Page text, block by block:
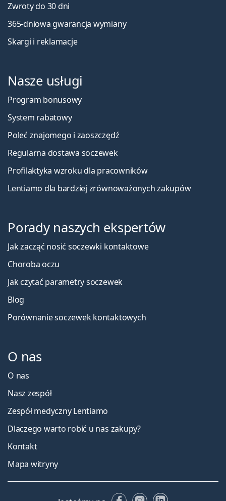
Zwroty do 30 dni
365-dniowa gwarancja wymiany
Skargi i reklamacje
Nasze usługi
Program bonusowy
System rabatowy
Poleć znajomego i zaoszczędź
Regularna dostawa soczewek
Profilaktyka wzroku dla pracowników
Lentiamo dla bardziej zrównoważonych zakupów
Porady naszych ekspertów
Jak zacząć nosić soczewki kontaktowe
Choroba oczu
Jak czytać parametry soczewek
Blog
Porównanie soczewek kontaktowych
O nas
O nas
Nasz zespół
Zespół medyczny Lentiamo
Dlaczego warto robić u nas zakupy?
Kontakt
Mapa witryny
FacebookuInstagramie
LinkedIn